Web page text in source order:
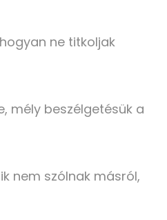
ne titkoljak
mély beszélgetésük a
nem szólnak másról,